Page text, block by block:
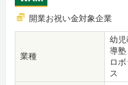
開業お祝い金対象企業
業種
幼児
導塾
ロ
ス